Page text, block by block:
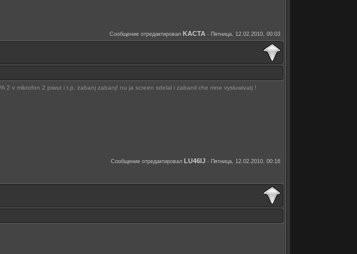
Сообщение отредактировал KACTA - Пятница, 12.02.2010, 00:03
2 v mikrofon 2 piwut i t.p. zabanj zabanj! nu ja screen sdelal i zabanil che mne vysluwivatj !
Сообщение отредактировал LU46IJ - Пятница, 12.02.2010, 00:16